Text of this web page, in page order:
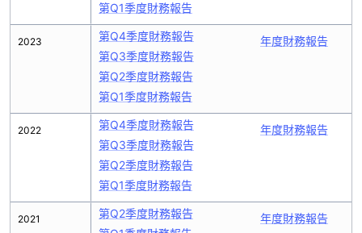
2023
2022
2021
第Q1季度財務報告
第Q4季度財務報告
第Q3季度財務報告
第Q2季度財務報告
第Q1季度財務報告
年度財務報告
第Q4季度財務報告
第Q3季度財務報告
第Q2季度財務報告
第Q1季度財務報告
年度財務報告
第Q2季度財務報告
年度財務報告